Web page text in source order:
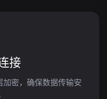
接
密，确保数据传输安